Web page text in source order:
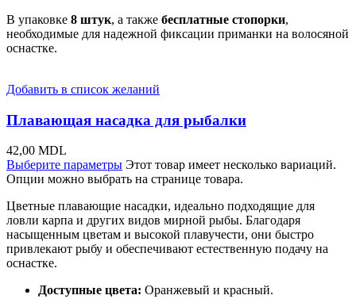
В упаковке 8 штук, а также бесплатные стопорки,
необходимые для надежной фиксации приманки на волосяной
оснастке.
Добавить в список желаний
Плавающая насадка для рыбалки
42,00 MDL
Выберите параметры Этот товар имеет несколько вариаций.
Опции можно выбрать на странице товара.
Цветные плавающие насадки, идеально подходящие для
ловли карпа и других видов мирной рыбы. Благодаря
насыщенным цветам и высокой плавучести, они быстро
привлекают рыбу и обеспечивают естественную подачу на
оснастке.
Доступные цвета: Оранжевый и красный.